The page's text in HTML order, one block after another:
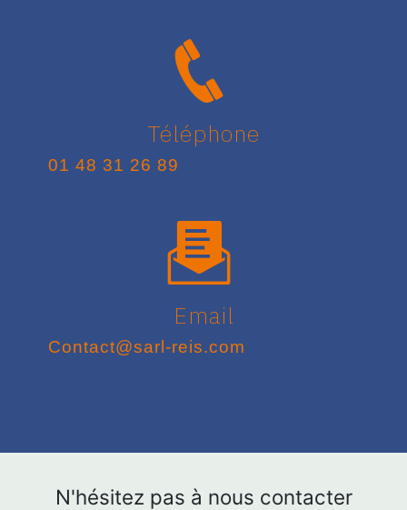
Téléphone
01 48 31 26 89
Email
contact@sarl-reis.com
N'hésitez pas à nous contacter